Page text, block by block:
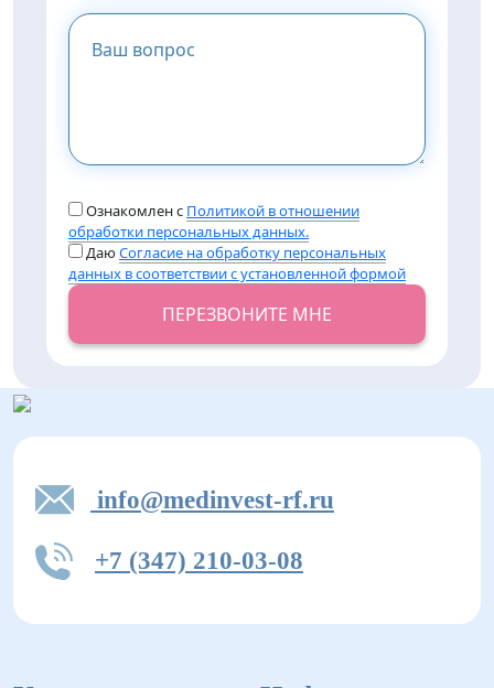
Ознакомлен с Политикой в отношении
обработки персональных данных.
ДаюСогласие на обработку персональных
данных в соответствии с установленной формой
ПЕРЕЗВОНИТЕ МНЕ
info@medinvest-rf.ru
+7 (347) 210-03-08